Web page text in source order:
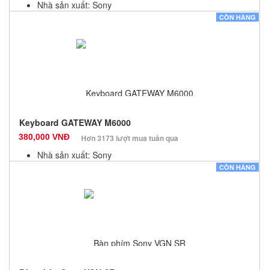
Nhà sản xuất: Sony
Số lượng: 100
CÒN HÀNG
Keyboard GATEWAY M6000
380,000 VNĐ Hơn 3173 lượt mua tuần qua
Nhà sản xuất: Sony
Số lượng: 100
CÒN HÀNG